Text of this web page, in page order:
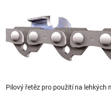
Pilový řetěz pro použití na lehkých